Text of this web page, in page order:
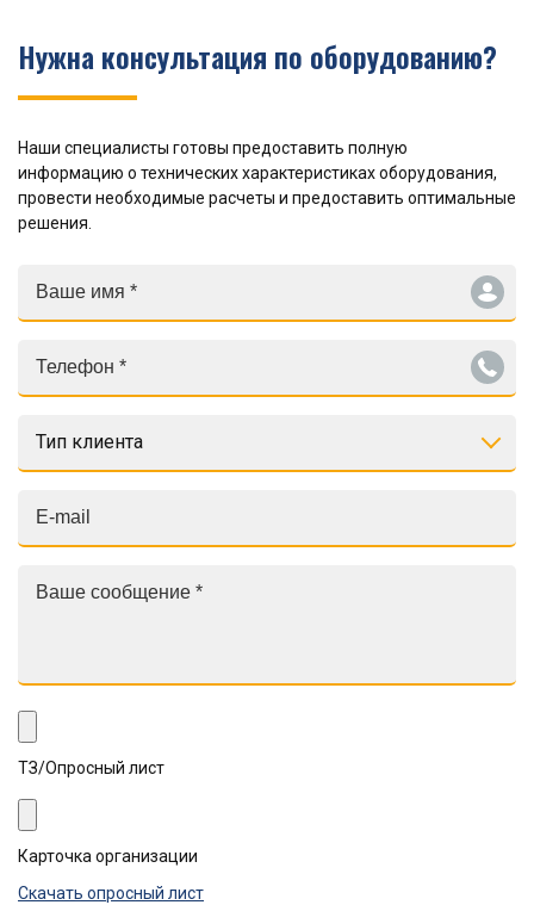
Нужна консультация по оборудованию?
Наши специалисты готовы предоставить полную
информацию о технических характеристиках оборудования,
провести необходимые расчеты и предоставить оптимальные
решения.
Тип клиента
ТЗ/Опросный лист
Карточка организации
Скачать опросный лист